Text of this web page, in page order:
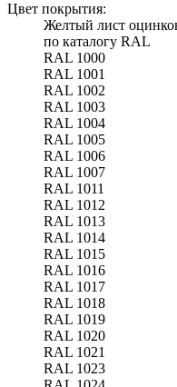
Цвет покрытия:
Желтый лист
по каталогу RAL
RAL 1000
RAL 1001
RAL 1002
RAL 1003
RAL 1004
RAL 1005
RAL 1006
RAL 1007
RAL 1011
RAL 1012
RAL 1013
RAL 1014
RAL 1015
RAL 1016
RAL 1017
RAL 1018
RAL 1019
RAL 1020
RAL 1021
RAL 1023